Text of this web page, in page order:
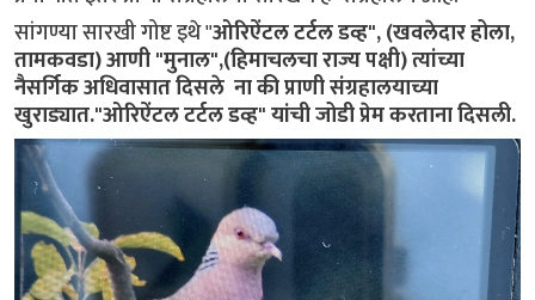
सांगण्या सारखी गोष्ट इथे "ओरिऐंटल टर्टल डव्ह", (खवलेदार होला,
तामकवडा) आणी "मुनाल",(हिमाचलचा राज्य पक्षी) त्यांच्या
नैसर्गिक अधिवासात दिसले ना की प्राणी संग्रहालयाच्या
खुराड्यात."ओरिऐंटल टर्टल डव्ह" यांची जोडी प्रेम करताना दिसली.